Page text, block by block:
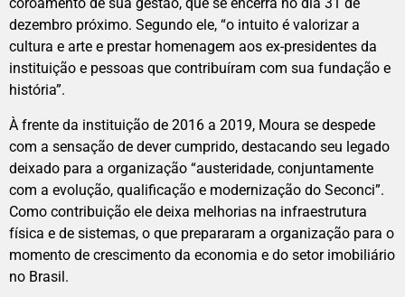
coroamento de sua gestão, que se encerra no dia 31 de
dezembro próximo. Segundo ele, “o intuito é valorizar a
cultura e arte e prestar homenagem aos ex-presidentes da
instituição e pessoas que contribuíram com sua fundação e
história”.
À frente da instituição de 2016 a 2019, Moura se despede
com a sensação de dever cumprido, destacando seu legado
deixado para a organização “austeridade, conjuntamente
com a evolução, qualificação e modernização do Seconci”.
Como contribuição ele deixa melhorias na infraestrutura
física e de sistemas, o que prepararam a organização para o
momento de crescimento da economia e do setor imobiliário
no Brasil.